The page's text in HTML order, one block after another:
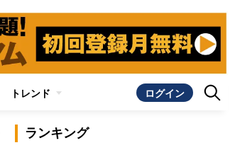
トレンド ログイン
ランキング